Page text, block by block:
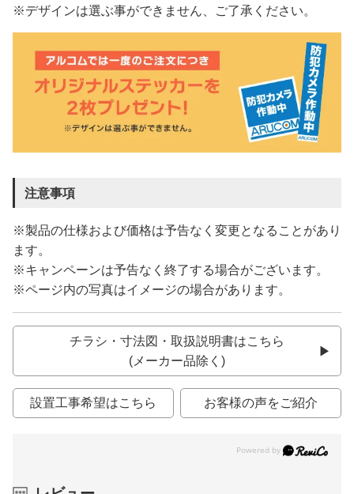
※デザインは選ぶ事ができません、ご了承ください。
注意事項
※製品の仕様および価格は予告なく変更となることがあり
ます。
※キャンペーンは予告なく終了する場合がございます。
※ページ内の写真はイメージの場合があります。
チラシ・寸法図・取扱説明書はこちら
(メーカー品除く)
設置工事希望はこちら お客様の声をご紹介